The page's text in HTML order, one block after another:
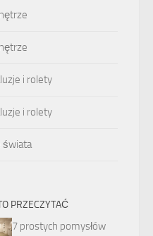
i rolety
i rolety
świata
PRZECZYTAĆ
7 prostych pomysłów